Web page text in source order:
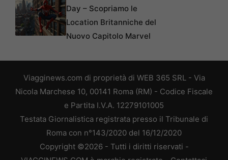
Day – Scopriamo le
Location Britanniche del
Nuovo Capitolo Marvel
Viagginews.com di proprietà di WEB 365 SRL - Via
Nicola Marchese 10, 00141 Roma (RM) - Codice Fiscale
e Partita I.V.A. 12279101005
Testata Giornalistica registrata presso il Tribunale di
Roma con n°143/2020 del 16/12/2020
Copyright ©2026 - Tutti i diritti riservati -